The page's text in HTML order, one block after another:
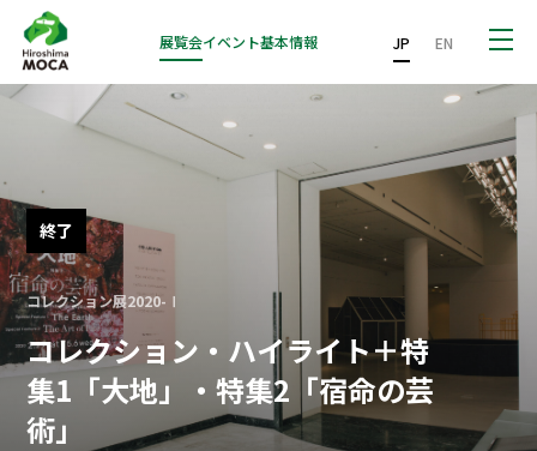
展覧会イベント基本情報 JP EN
終了
コレクション展2020-Ⅰ
コレクション・ハイライト＋特
集1「大地」・特集2「宿命の芸
術」